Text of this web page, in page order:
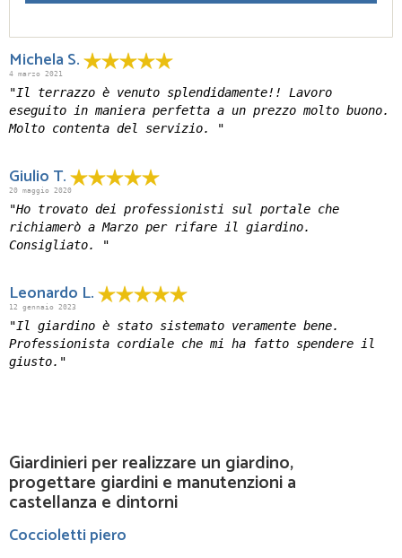
Michela S.
4 marzo 2021
"Il terrazzo è venuto splendidamente!! Lavoro
eseguito in maniera perfetta a un prezzo molto buono.
Molto contenta del servizio. "
Giulio T.
20 maggio 2020
"Ho trovato dei professionisti sul portale che
richiamerò a Marzo per rifare il giardino.
Consigliato. "
Leonardo L.
12 gennaio 2023
"Il giardino è stato sistemato veramente bene.
Professionista cordiale che mi ha fatto spendere il
giusto."
Giardinieri per realizzare un giardino,
progettare giardini e manutenzioni a
castellanza e dintorni
Coccioletti piero